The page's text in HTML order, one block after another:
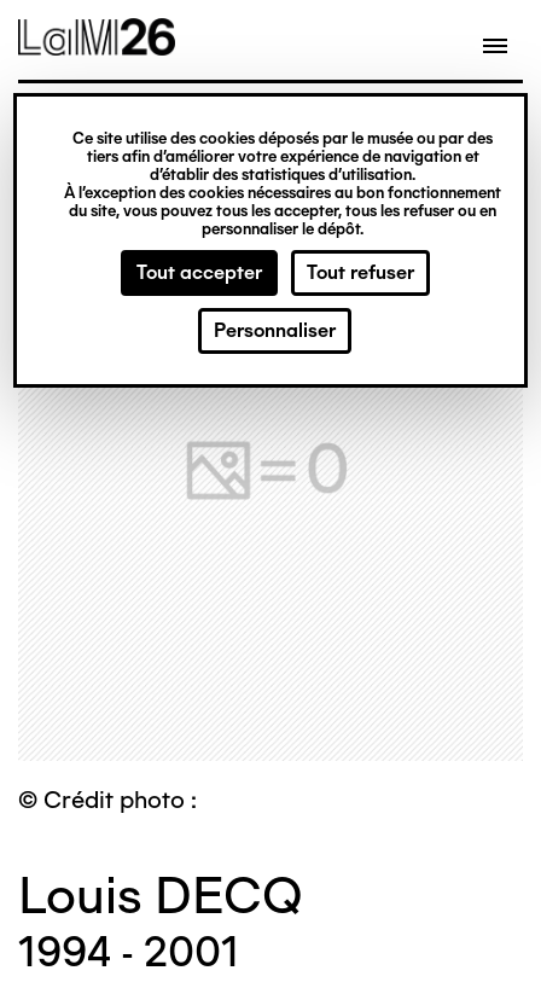
Gestion des cookies
Ce site utilise des cookies déposés par le musée ou par des
tiers afin d’améliorer votre expérience de navigation et
d’établir des statistiques d’utilisation.
À l’exception des cookies nécessaires au bon fonctionnement
du site, vous pouvez tous les accepter, tous les refuser ou en
personnaliser le dépôt.
Tout accepter Tout refuser
Personnaliser
contenu
© Crédit photo :
Louis DECQ
1994 - 2001